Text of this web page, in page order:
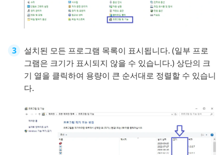
설치된 모든 프로그램 목록이 표시됩니다. (일부 프로
그램은 크기가 표시되지 않을 수 있습니다.) 상단의 크
기 열을 클릭하여 용량이 큰 순서대로 정렬할 수 있습니
다.